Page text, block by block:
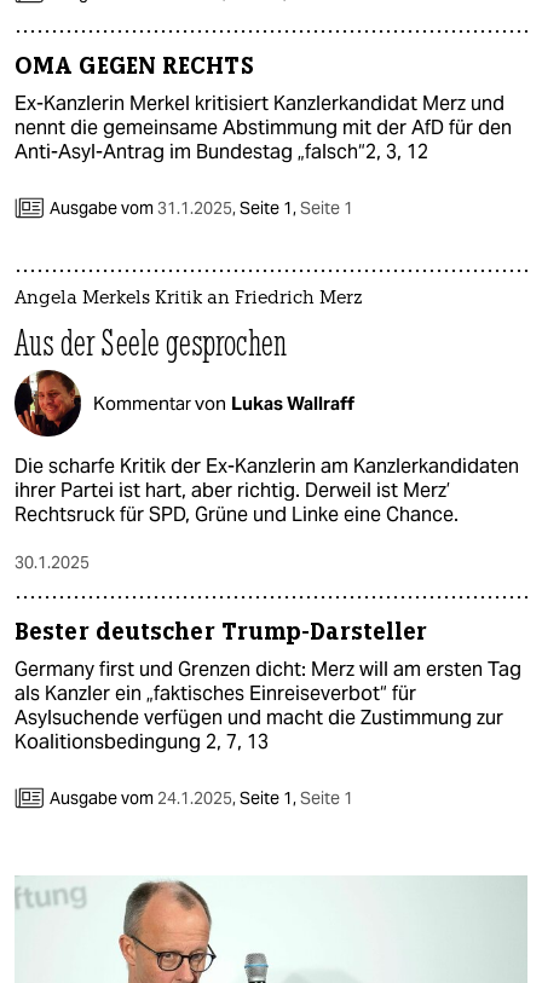
OMA GEGEN RECHTS
Ex-Kanzlerin Merkel kritisiert Kanzlerkandidat Merz und
nennt die gemeinsame Abstimmung mit der AfD für den
Anti-Asyl-Antrag im Bundestag „falsch“2, 3, 12
Ausgabe vom31.1.2025,Seite 1,Seite 1
Angela Merkels Kritik an Friedrich Merz
Aus der Seele gesprochen
Kommentar von Lukas Wallraff
Die scharfe Kritik der Ex-Kanzlerin am Kanzlerkandidaten
ihrer Partei ist hart, aber richtig. Derweil ist Merz’
Rechtsruck für SPD, Grüne und Linke eine Chance.
30.1.2025
Bester deutscher Trump-Darsteller
Germany first und Grenzen dicht: Merz will am ersten Tag
als Kanzler ein „faktisches Einreiseverbot“ für
Asylsuchende verfügen und macht die Zustimmung zur
Koalitionsbedingung 2, 7, 13
Ausgabe vom 24.1.2025,Seite 1,Seite 1